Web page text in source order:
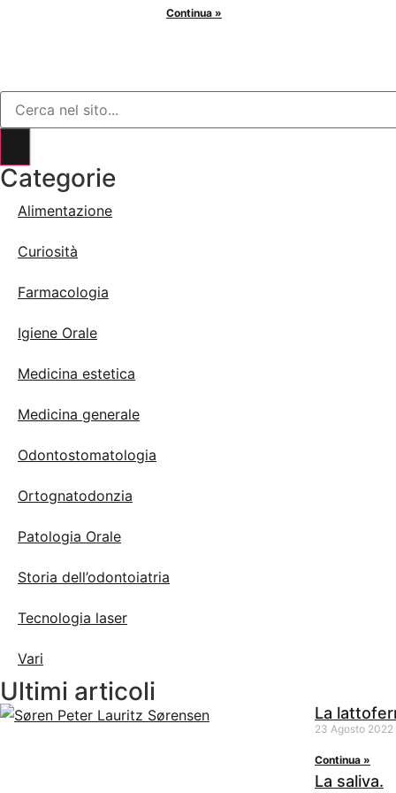
Continua »
Categorie
Alimentazione
Curiosità
Farmacologia
Igiene Orale
Medicina estetica
Medicina generale
Odontostomatologia
Ortognatodonzia
Patologia Orale
Storia dell’odontoiatria
Tecnologia laser
Vari
Ultimi articoli
La
23 Agosto 2022
Continua »
La saliva.